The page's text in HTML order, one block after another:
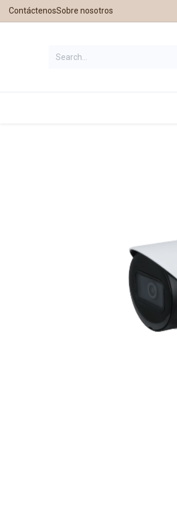
ContáctenosSobre nosotros